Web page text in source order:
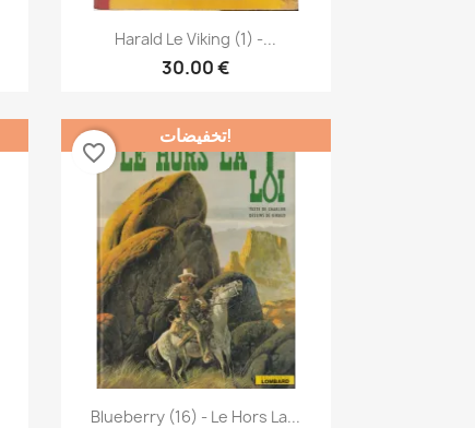
 نظرة سريعة
Harald Le Viking (1) -...
30.00 €
 نظرة سريعة
Blueberry (16) - Le Hors La...
تخفيضات!
favorite_border